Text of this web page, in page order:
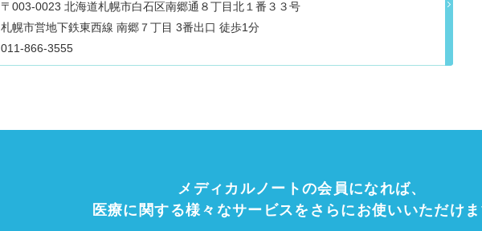
〒003-0023 北海道札幌市白石区南郷通８丁目北１番３３号
札幌市営地下鉄東西線 南郷７丁目 3番出口 徒歩1分
011-866-3555
メディカルノートの会員になれば、
医療に関する様々なサービスをさらにお使いいただけ